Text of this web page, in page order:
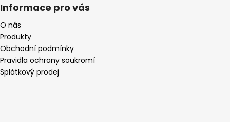
Informace pro vás
O nás
Produkty
Obchodní podmínky
Pravidla ochrany soukromí
Splátkový prodej